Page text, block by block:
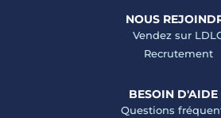
NOUS
Vendez sur
Recrutement
BESOIN D'AIDE
Questions